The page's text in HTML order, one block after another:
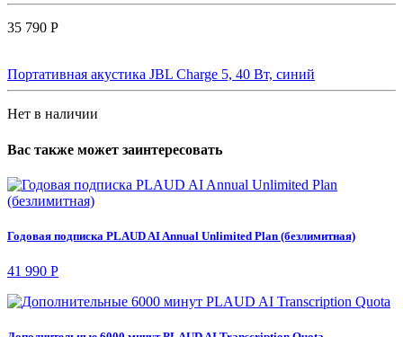
35 790 Р
Портативная акустика JBL Charge 5, 40 Вт, синий
Нет в наличии
Вас также может заинтересовать
Годовая подписка PLAUD AI Annual Unlimited Plan (безлимитная)
41 990 Р